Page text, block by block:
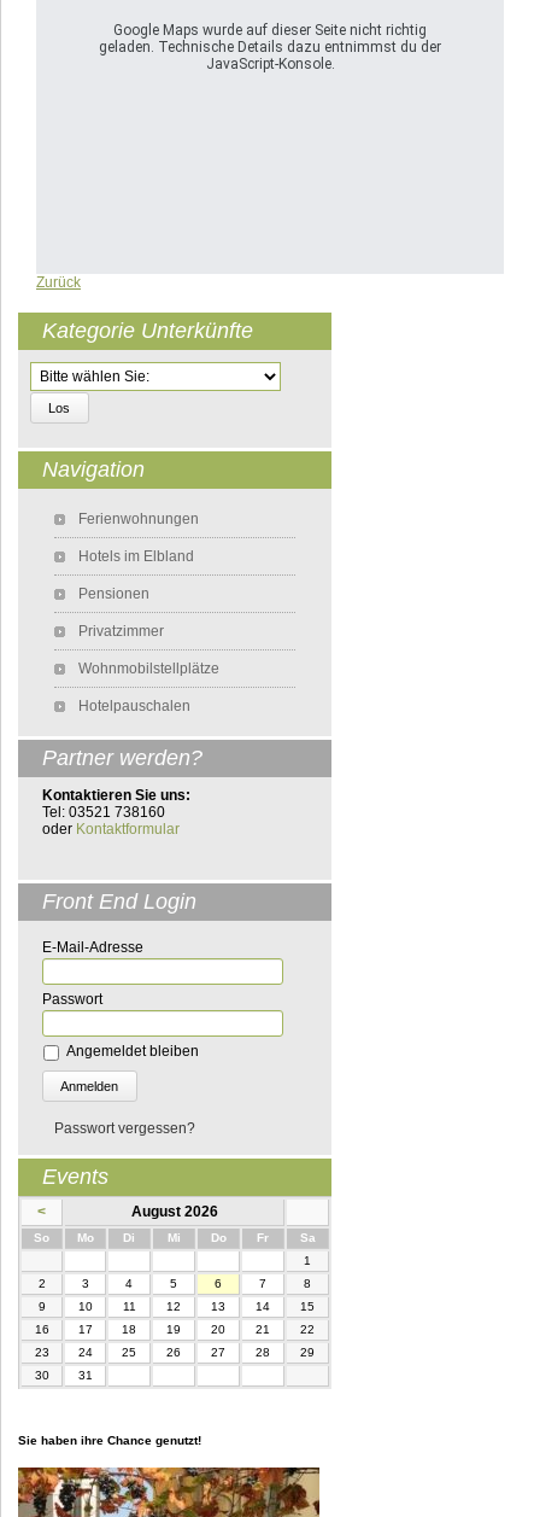
Google Maps wurde auf dieser Seite nicht richtig
geladen. Technische Details dazu entnimmst du der
JavaScript-Konsole.
Zurück
Kategorie Unterkünfte
Zielseite
Navigation
Ferienwohnungen
Hotels im Elbland
Pensionen
Privatzimmer
Wohnmobilstellplätze
Hotelpauschalen
Partner werden?
Kontaktieren Sie uns:
Tel: 03521 738160
oder Kontaktformular
Front End Login
E-Mail-Adresse
Passwort
Angemeldet bleiben
Passwort vergessen?
Events
< August 2026
SonntagMontag Di enstagMittwochDonnerstag
Freitag Samstag
1
2
3 4 5 6 7
8
9
10 11 12 13 14
15
16
17 18 19 20 21
22
23
24 25 26 27 28
29
30
31
Sie haben ihre Chance genutzt!